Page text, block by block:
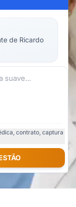
de Ricardo
contrato, captura